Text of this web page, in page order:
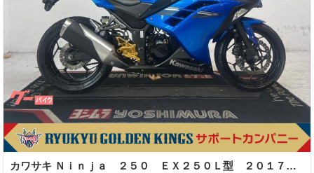
カワサキ Ｎｉｎｊａ ２５０ ＥＸ２５０Ｌ型 ２０１７年モデル 社外レバー マルチバー バーエンド ＥＴＣ